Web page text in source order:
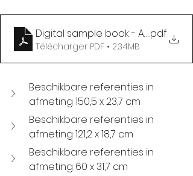
Digital sample book - Allura click
.pdf
Télécharger PDF • 2.34MB
Beschikbare referenties in
afmeting 150,5 x 23,7 cm
Beschikbare referenties in
afmeting 121,2 x 18,7 cm
Beschikbare referenties in
afmeting 60 x 31,7 cm